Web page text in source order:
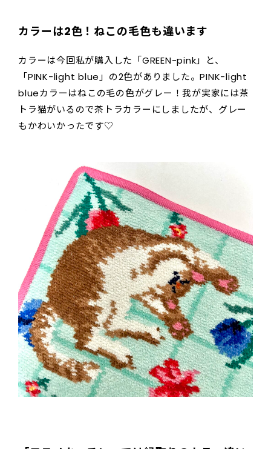
カラーは2色！ねこの毛色も違います
カラーは今回私が購入した「GREEN-pink」と、
「PINK-light blue」の2色がありました。PINK-light
blueカラーはねこの毛の色がグレー！我が実家には茶
トラ猫がいるので茶トラカラーにしましたが、グレー
もかわいかったです♡